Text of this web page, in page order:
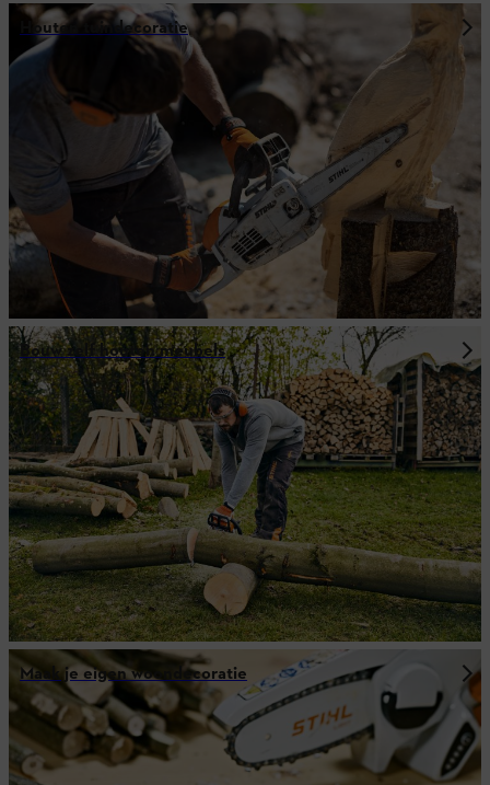
Houten tuindecoratie
Bouw zelf houten meubels
Maak je eigen woondecoratie